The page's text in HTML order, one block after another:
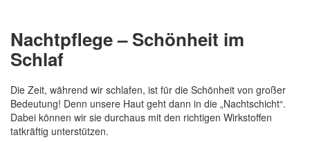
Quickview
Nachtpflege – Schönheit im
Schlaf
Die Zeit, während wir schlafen, ist für die Schönheit von großer
Bedeutung! Denn unsere Haut geht dann in die „Nachtschicht“.
Dabei können wir sie durchaus mit den richtigen Wirkstoffen
tatkräftig unterstützen.